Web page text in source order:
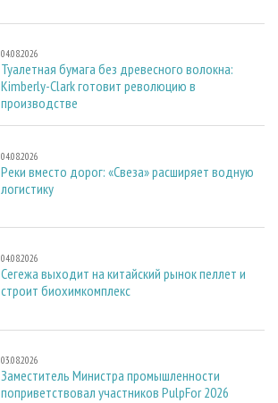
04.08.2026
Туалетная бумага без древесного волокна:
Kimberly-Clark готовит революцию в
производстве
04.08.2026
Реки вместо дорог: «Свеза» расширяет водную
логистику
04.08.2026
Сегежа выходит на китайский рынок пеллет и
строит биохимкомплекс
03.08.2026
Заместитель Министра промышленности
поприветствовал участников PulpFor 2026